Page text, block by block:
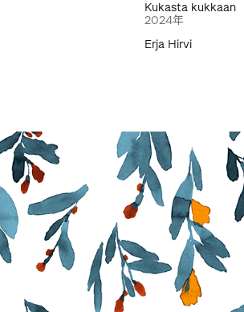
Kukasta kukkaan
2024年
Erja Hirvi